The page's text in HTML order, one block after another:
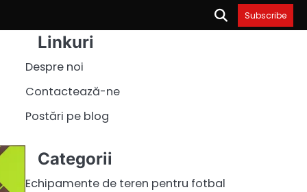
Subscribe
Linkuri
Despre noi
Contactează-ne
Postări pe blog
Categorii
Echipamente de teren pentru fotbal